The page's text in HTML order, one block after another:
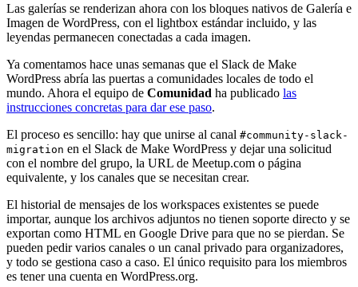
Las galerías se renderizan ahora con los bloques nativos de Galería e
Imagen de WordPress, con el lightbox estándar incluido, y las
leyendas permanecen conectadas a cada imagen.
Ya comentamos hace unas semanas que el Slack de Make
WordPress abría las puertas a comunidades locales de todo el
mundo. Ahora el equipo de Comunidad ha publicado las
instrucciones concretas para dar ese paso.
El proceso es sencillo: hay que unirse al canal #community-slack-
migration en el Slack de Make WordPress y dejar una solicitud
con el nombre del grupo, la URL de Meetup.com o página
equivalente, y los canales que se necesitan crear.
El historial de mensajes de los workspaces existentes se puede
importar, aunque los archivos adjuntos no tienen soporte directo y se
exportan como HTML en Google Drive para que no se pierdan. Se
pueden pedir varios canales o un canal privado para organizadores,
y todo se gestiona caso a caso. El único requisito para los miembros
es tener una cuenta en WordPress.org.